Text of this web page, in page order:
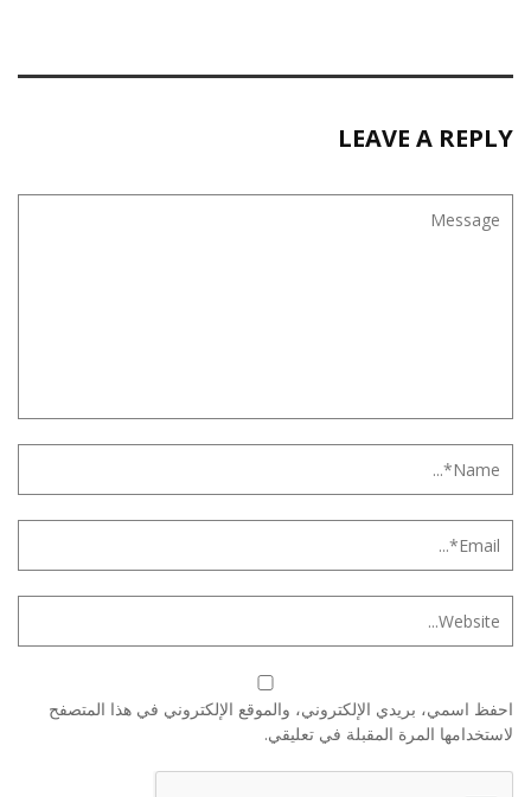
LEAVE A REPLY
احفظ اسمي، بريدي الإلكتروني، والموقع الإلكتروني في هذا المتصفح
لاستخدامها المرة المقبلة في تعليقي.